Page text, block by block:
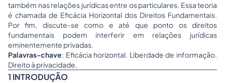
também nas relações jurídicas entre os particulares. Essa teoria
é chamada de Eficácia Horizontal dos Direitos Fundamentais.
Por fim, discute-se como e até que ponto os direitos
fundamentais podem interferir em relações jurídicas
eminentemente privadas.
Palavras-chave: Eficácia horizontal. Liberdade de informação.
Direito à privacidade.
1 INTRODUÇÃO